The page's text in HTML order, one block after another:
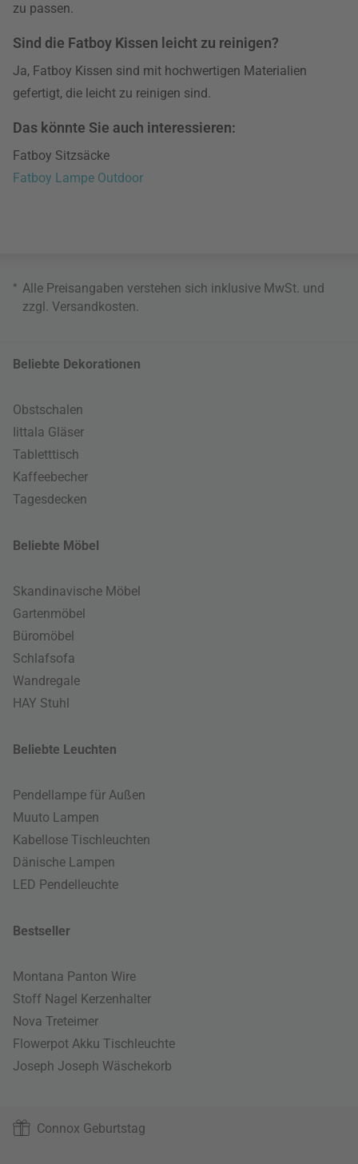
zu passen.
Sind die Fatboy Kissen leicht zu reinigen?
Ja, Fatboy Kissen sind mit hochwertigen Materialien
gefertigt, die leicht zu reinigen sind.
Das könnte Sie auch interessieren:
Fatboy Sitzsäcke
Fatboy Lampe Outdoor
* Alle Preisangaben verstehen sich inklusive MwSt. und
zzgl. Versandkosten.
Beliebte Dekorationen
Obstschalen
Iittala Gläser
Tabletttisch
Kaffeebecher
Tagesdecken
Beliebte Möbel
Skandinavische Möbel
Gartenmöbel
Büromöbel
Schlafsofa
Wandregale
HAY Stuhl
Beliebte Leuchten
Pendellampe für Außen
Muuto Lampen
Kabellose Tischleuchten
Dänische Lampen
LED Pendelleuchte
Bestseller
Montana Panton Wire
Stoff Nagel Kerzenhalter
Nova Treteimer
Flowerpot Akku Tischleuchte
Joseph Joseph Wäschekorb
Connox Geburtstag